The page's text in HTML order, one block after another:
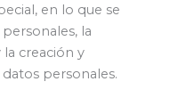
en lo que se
la
creación y
personales.